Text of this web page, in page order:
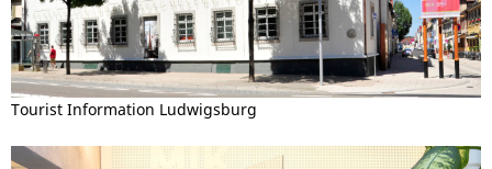
Tourist Information Ludwigsburg